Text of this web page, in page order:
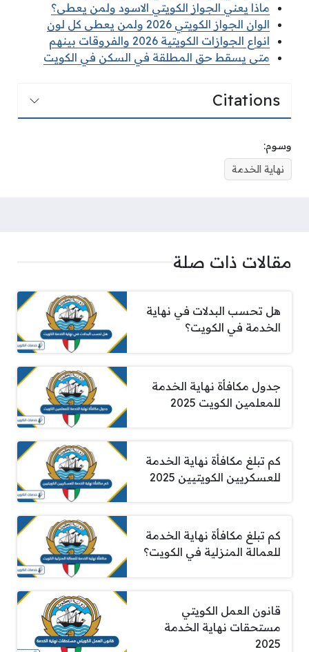
ماذا يعني الجواز الكويتي الاسود ولمن يعطى؟
الوان الجواز الكويتي 2026 ولمن يعطى كل لون
انواع الجوازات الكويتية 2026 والفروقات بينهم
متى يسقط حق المطلقة في السكن في الكويت
Citations
وسوم:
نهاية الخدمة
مقالات ذات صلة
هل تحسب البدلات في نهاية
الخدمة في الكويت؟
جدول مكافأة نهاية الخدمة
للمعلمين الكويت 2025
كم تبلغ مكافأة نهاية الخدمة
للعسكريين الكويتيين 2025
كم تبلغ مكافأة نهاية الخدمة
للعمالة المنزلية في الكويت؟
قانون العمل الكويتي
مستحقات نهاية الخدمة
2025